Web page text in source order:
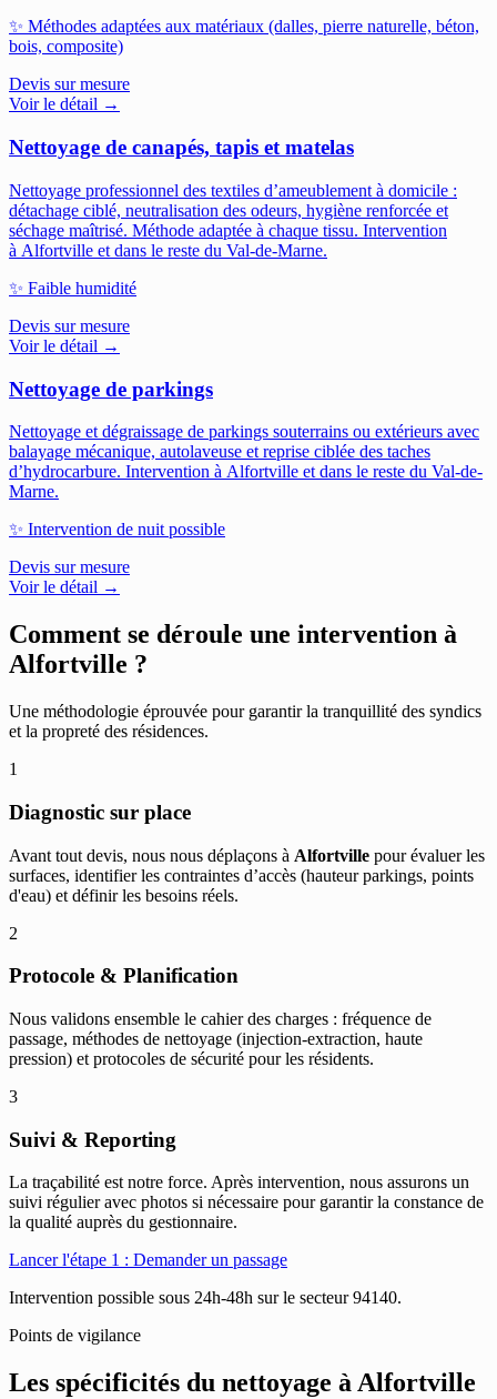
✨ Méthodes adaptées aux matériaux (dalles, pierre naturelle, béton,
bois, composite)
Devis sur mesure
Voir le détail →
Nettoyage de canapés, tapis et matelas
Nettoyage professionnel des textiles d’ameublement à domicile :
détachage ciblé, neutralisation des odeurs, hygiène renforcée et
séchage maîtrisé. Méthode adaptée à chaque tissu. Intervention
à Alfortville et dans le reste du Val-de-Marne.
✨ Faible humidité
Devis sur mesure
Voir le détail →
Nettoyage de parkings
Nettoyage et dégraissage de parkings souterrains ou extérieurs avec
balayage mécanique, autolaveuse et reprise ciblée des taches
d’hydrocarbure. Intervention à Alfortville et dans le reste du Val-de-
Marne.
✨ Intervention de nuit possible
Devis sur mesure
Voir le détail →
Comment se déroule une intervention à
Alfortville ?
Une méthodologie éprouvée pour garantir la tranquillité des syndics
et la propreté des résidences.
1
Diagnostic sur place
Avant tout devis, nous nous déplaçons à Alfortville pour évaluer les
surfaces, identifier les contraintes d’accès (hauteur parkings, points
d'eau) et définir les besoins réels.
2
Protocole & Planification
Nous validons ensemble le cahier des charges : fréquence de
passage, méthodes de nettoyage (injection-extraction, haute
pression) et protocoles de sécurité pour les résidents.
3
Suivi & Reporting
La traçabilité est notre force. Après intervention, nous assurons un
suivi régulier avec photos si nécessaire pour garantir la constance de
la qualité auprès du gestionnaire.
Lancer l'étape 1 : Demander un passage
Intervention possible sous 24h-48h sur le secteur 94140.
Points de vigilance
Les spécificités du nettoyage àAlfortville